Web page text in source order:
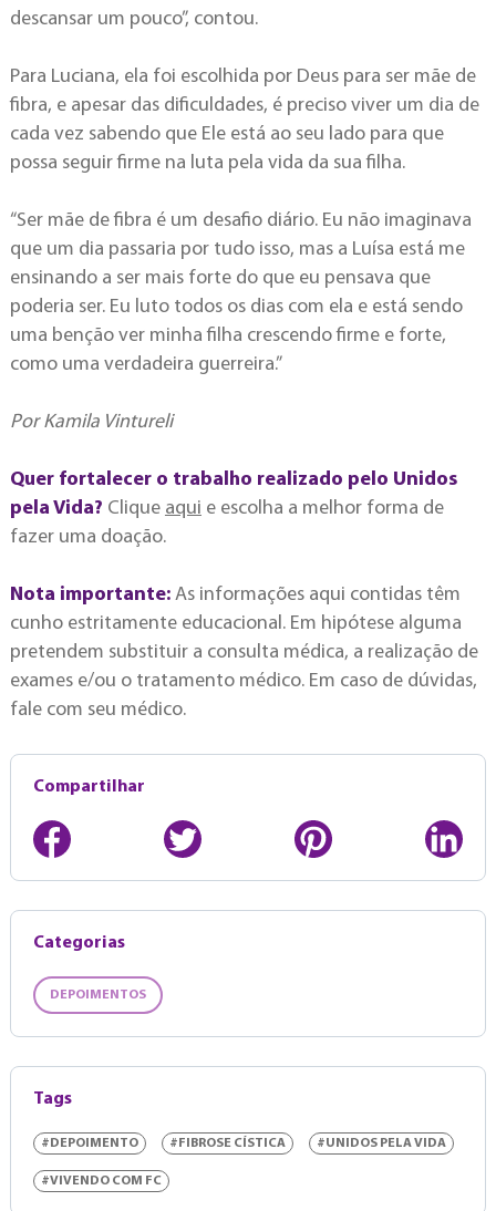
descansar um pouco”, contou.
Para Luciana, ela foi escolhida por Deus para ser mãe de
fibra, e apesar das dificuldades, é preciso viver um dia de
cada vez sabendo que Ele está ao seu lado para que
possa seguir firme na luta pela vida da sua filha.
“Ser mãe de fibra é um desafio diário. Eu não imaginava
que um dia passaria por tudo isso, mas a Luísa está me
ensinando a ser mais forte do que eu pensava que
poderia ser. Eu luto todos os dias com ela e está sendo
uma benção ver minha filha crescendo firme e forte,
como uma verdadeira guerreira.”
Por Kamila Vintureli
Quer fortalecer o trabalho realizado pelo Unidos
pela Vida? Clique aqui e escolha a melhor forma de
fazer uma doação.
Nota importante:As informações aqui contidas têm
cunho estritamente educacional. Em hipótese alguma
pretendem substituir a consulta médica, a realização de
exames e/ou o tratamento médico. Em caso de dúvidas,
fale com seu médico.
Compartilhar
Categorias
DEPOIMENTOS
Tags
#DEPOIMENTO #FIBROSE CÍSTICA #UNIDOS PELA VIDA
#VIVENDO COM FC